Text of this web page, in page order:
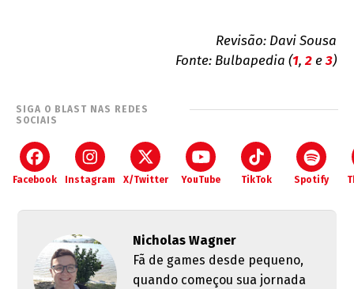
Revisão: Davi Sousa
Fonte: Bulbapedia (1,2e3)
SIGA O BLAST NAS REDES
SOCIAIS
Facebook Instagram X/Twitter YouTube TikTok Spotify
Nicholas Wagner
Fã de games desde pequeno,
quando começou sua jornada